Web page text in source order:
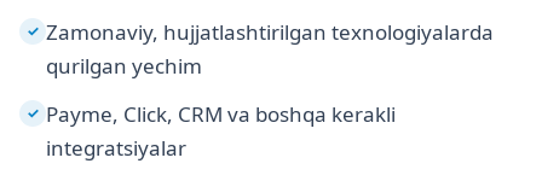
✓ Zamonaviy, hujjatlashtirilgan texnologiyalarda
qurilgan yechim
✓ Payme, Click, CRM va boshqa kerakli
integratsiyalar